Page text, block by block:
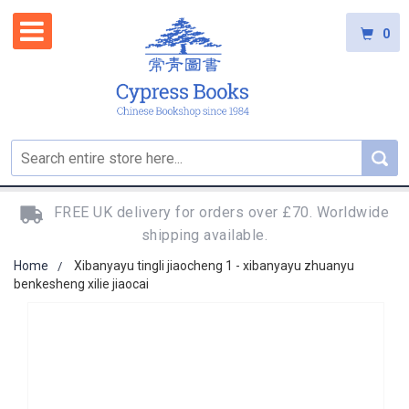
0
FREE UK delivery for orders over £70. Worldwide
shipping available.
Home
Xibanyayu tingli jiaocheng 1 - xibanyayu zhuanyu
benkesheng xilie jiaocai